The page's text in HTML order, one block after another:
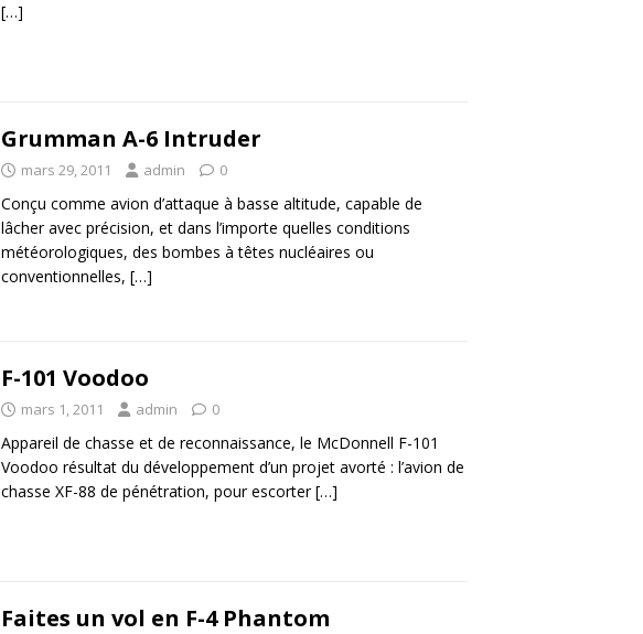
[…]
Grumman A-6 Intruder
mars 29, 2011 admin 0
Conçu comme avion d’attaque à basse altitude, capable de
lâcher avec précision, et dans l’importe quelles conditions
météorologiques, des bombes à têtes nucléaires ou
conventionnelles, […]
F-101 Voodoo
mars 1, 2011 admin 0
Appareil de chasse et de reconnaissance, le McDonnell F-101
Voodoo résultat du développement d’un projet avorté : l’avion de
chasse XF-88 de pénétration, pour escorter[…]
Faites un vol en F-4 Phantom